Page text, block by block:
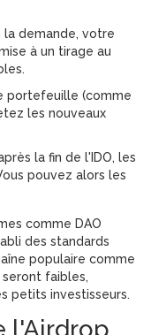
la demande, votre
à un tirage au
portefeuille (comme
les nouveaux
la fin de l'IDO, les
pouvez alors les
comme DAO
des standards
populaire comme
faibles,
petits investisseurs.